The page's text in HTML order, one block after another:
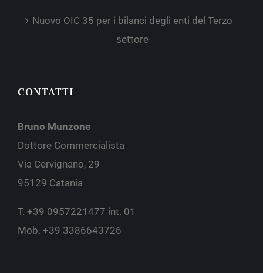
Nuovo OIC 35 per i bilanci degli enti del Terzo
settore
CONTATTI
Bruno Munzone
Dottore Commercialista
Via Cervignano, 29
95129 Catania
T. +39 0957221477 int. 01
Mob. +39 3386643726